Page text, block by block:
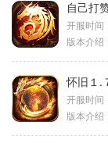
自己打
开服时间
版本介绍
怀旧１.
开服时间
版本介绍